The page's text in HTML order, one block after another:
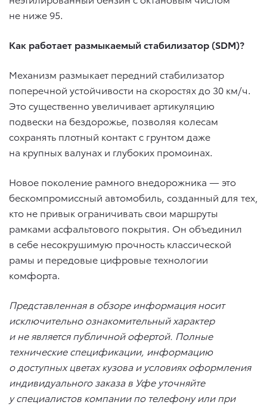
не ниже 95.
Как работает размыкаемый стабилизатор (SDM)?
Механизм размыкает передний стабилизатор
поперечной устойчивости на скоростях до 30 км/ч.
Это существенно увеличивает артикуляцию
подвески на бездорожье, позволяя колесам
сохранять плотный контакт с грунтом даже
на крупных валунах и глубоких промоинах.
Новое поколение рамного внедорожника — это
бескомпромиссный автомобиль, созданный для тех,
кто не привык ограничивать свои маршруты
рамками асфальтового покрытия. Он объединил
в себе несокрушимую прочность классической
рамы и передовые цифровые технологии
комфорта.
Представленная в обзоре информация носит
исключительно ознакомительный характер
и не является публичной офертой. Полные
технические спецификации, информацию
о доступных цветах кузова и условиях оформления
индивидуального заказа в Уфе уточняйте
у специалистов компании по телефону или при